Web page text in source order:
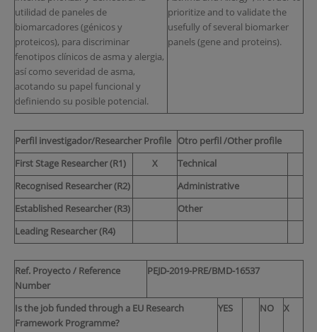
utilidad de paneles de
biomarcadores (génicos y
proteicos), para discriminar
fenotipos clínicos de asma y alergia,
así como severidad de asma,
acotando su papel funcional y
definiendo su posible potencial.
prioritize and to validate the
usefully of several biomarker
panels (gene and proteins).
Perfil investigador/Researcher Profile Otro perfil /Other profile
First Stage Researcher (R1)
X
Technical
Recognised Researcher (R2)
Administrative
Established Researcher (R3)
Other
Leading Researcher (R4)
Ref. Proyecto / Reference
Number
PEJD-2019-PRE/BMD-16537
Is the job funded through a EU Research
Framework Programme?
YES NO X